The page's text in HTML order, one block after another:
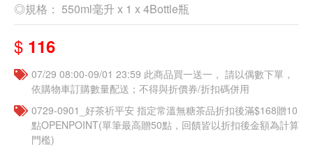
◎規格： 550ml毫升 x 1 x 4Bottle瓶
$ 116
07/29 08:00-09/01 23:59 此商品買一送一， 請以偶數下單，
依購物車訂購數量配送；不得與折價券/折扣碼併用
​​0729-0901_好茶祈平安 指定常溫無糖茶品折扣後滿$168贈10
點OPENPOINT(單筆最高贈50點，回饋皆以折扣後金額為計算
門檻)